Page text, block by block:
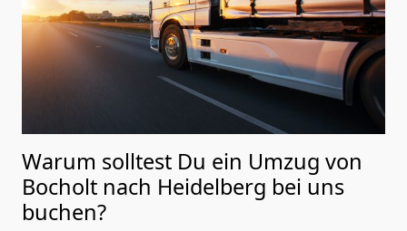
Warum solltest Du ein Umzug von
Bocholt nach Heidelberg bei uns
buchen?